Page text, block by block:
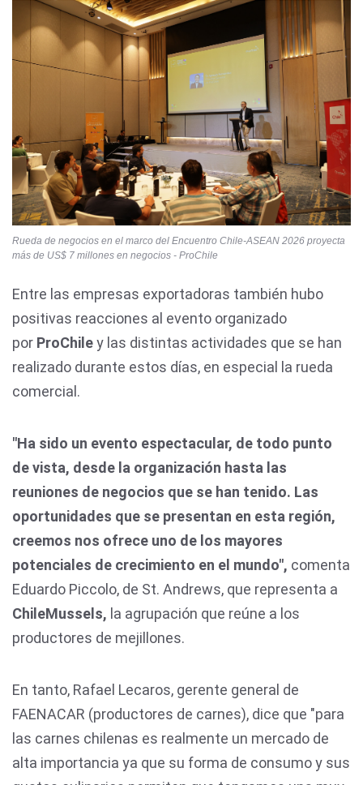
Rueda de negocios en el marco del Encuentro Chile-ASEAN 2026 proyecta
más de US$ 7 millones en negocios - ProChile
Entre las empresas exportadoras también hubo
positivas reacciones al evento organizado
por ProChiley las distintas actividades que se han
realizado durante estos días, en especial la rueda
comercial.
"Ha sido un evento espectacular, de todo punto
de vista, desde la organización hasta las
reuniones de negocios que se han tenido. Las
oportunidades que se presentan en esta región,
creemos nos ofrece uno de los mayores
potenciales de crecimiento en el mundo", comenta
Eduardo Piccolo, de St. Andrews, que representa a
ChileMussels, la agrupación que reúne a los
productores de mejillones.
En tanto, Rafael Lecaros, gerente general de
FAENACAR (productores de carnes), dice que "para
las carnes chilenas es realmente un mercado de
alta importancia ya que su forma de consumo y sus